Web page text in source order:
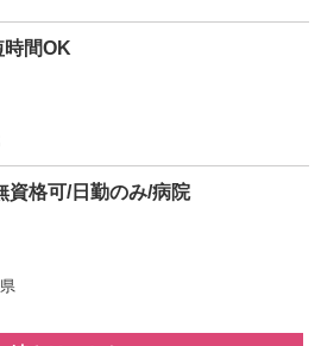
時間OK
資格可/日勤のみ/病院